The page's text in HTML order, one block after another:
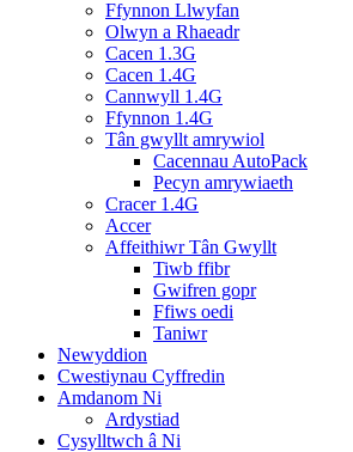
Ffynnon Llwyfan
Olwyn a Rhaeadr
Cacen 1.3G
Cacen 1.4G
Cannwyll 1.4G
Ffynnon 1.4G
Tân gwyllt amrywiol
Cacennau AutoPack
Pecyn amrywiaeth
Cracer 1.4G
Accer
Affeithiwr Tân Gwyllt
Tiwb ffibr
Gwifren gopr
Ffiws oedi
Taniwr
Newyddion
Cwestiynau Cyffredin
Amdanom Ni
Ardystiad
Cysylltwch â Ni